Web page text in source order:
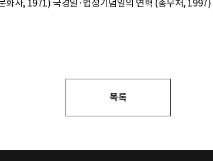
사, 1971) 국경일·법정기념일의 연혁 (총무처, 1997)
목록